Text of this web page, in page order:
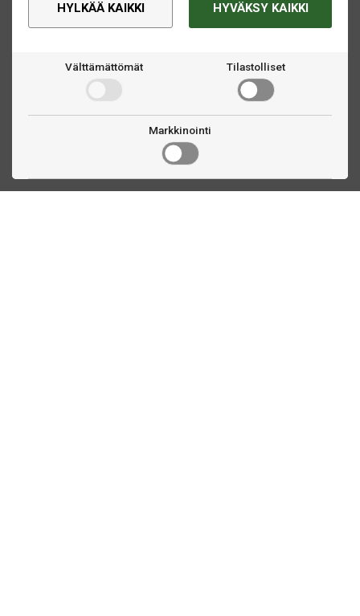
HYLKÄÄ KAIKKI HYVÄKSY KAIKKI
Välttämättömät Tilastolliset
Markkinointi